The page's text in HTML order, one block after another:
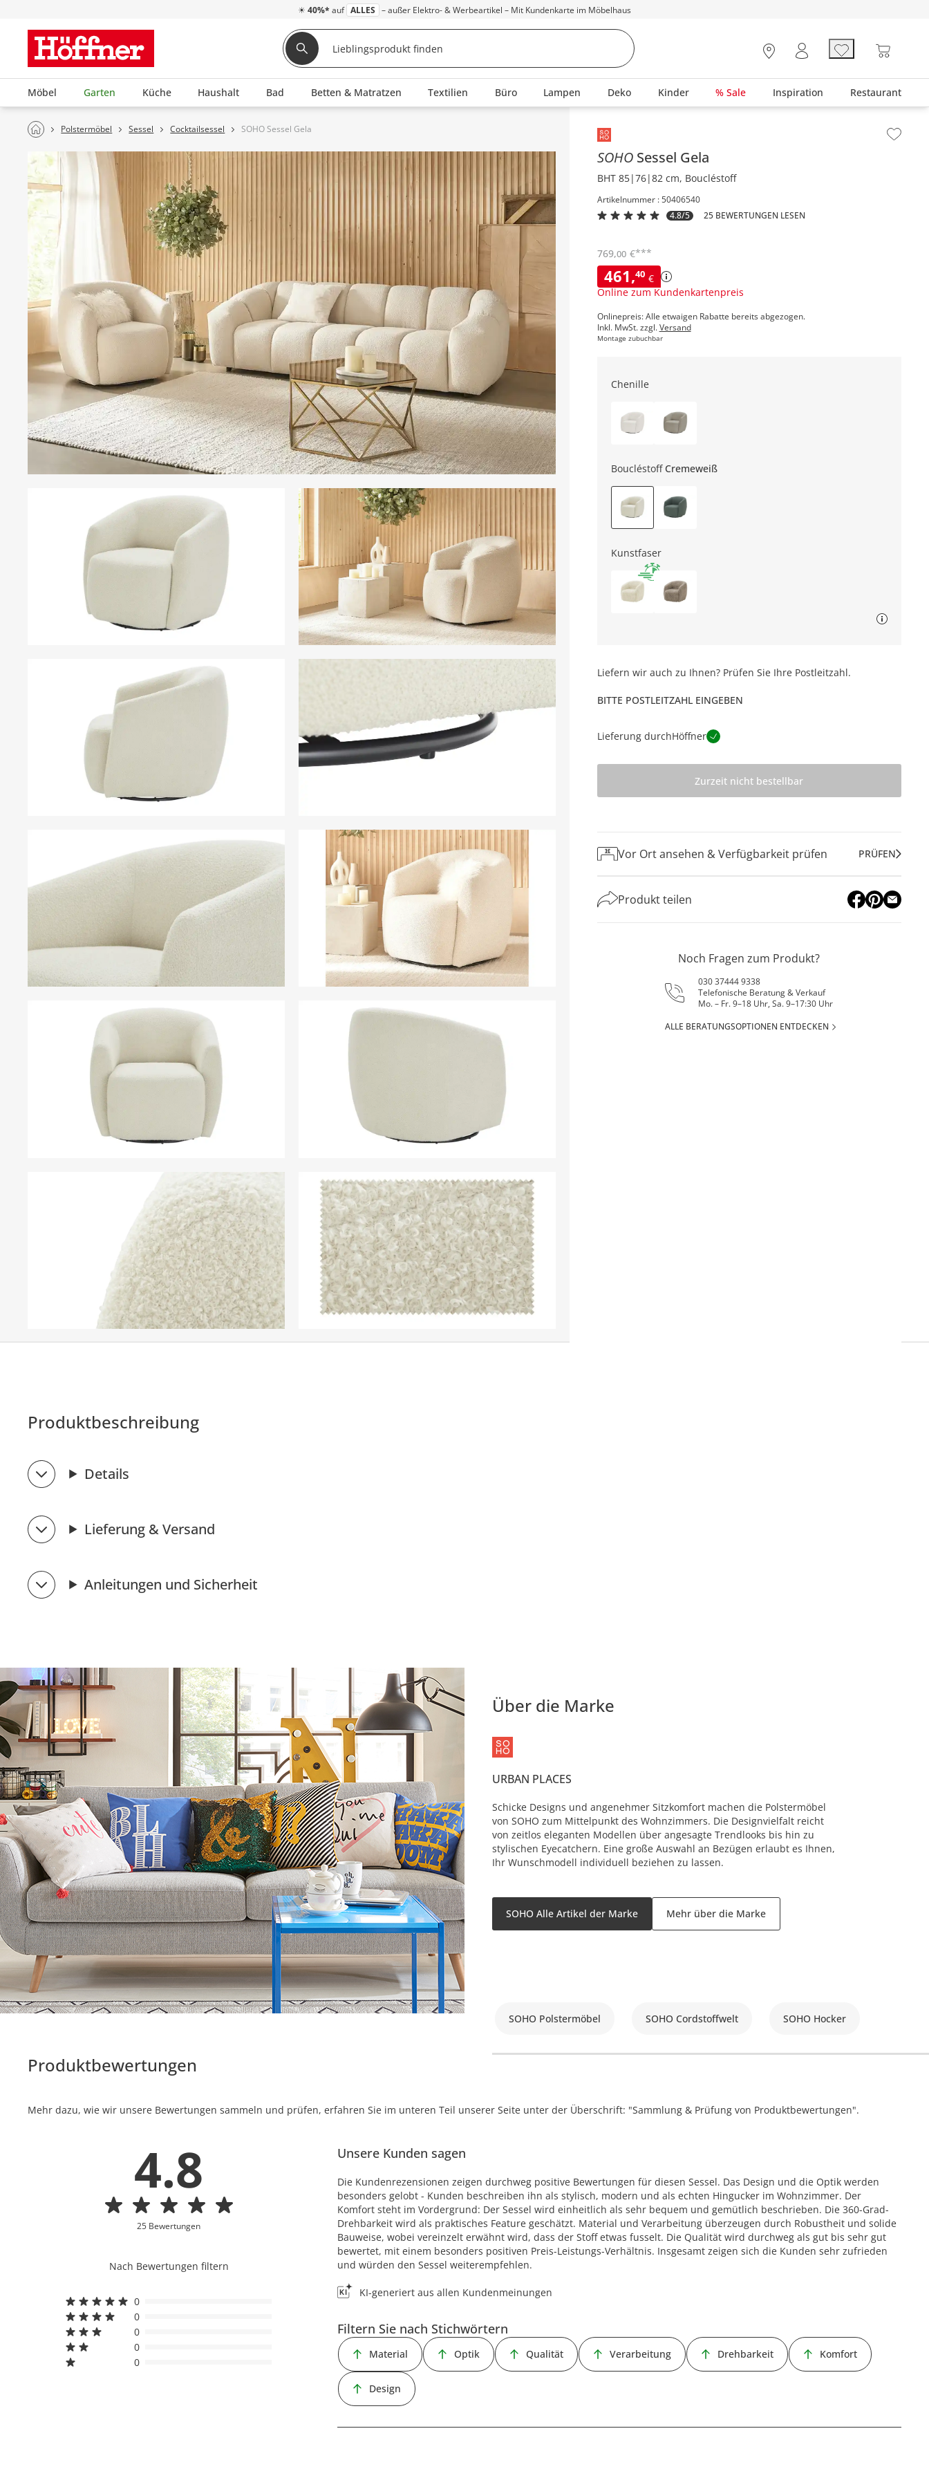
☀ 40%* auf ALLES – außer Elektro- & Werbeartikel – Mit Kundenkarte im Möbelhaus
Möbel Garten Küche Haushalt Bad Betten & Matratzen Textilien Büro Lampen Deko Kinder % Sale Inspiration Restaurant
Polstermöbel Sessel Cocktailsessel SOHO Sessel Gela Inhalt der Seitenleiste überspringen - Zum Seitenende
SOHO Sessel Gela
BHT 85|76|82 cm, Boucléstoff
Artikelnummer : 50406540
4.8/5
25 BEWERTUNGEN LESEN
461,40 €
Online zum Kundenkartenpreis
769,00 €***
Onlinepreis: Alle etwaigen Rabatte bereits abgezogen.
Inkl. MwSt. zzgl.Versand
Montage zubuchbar
Chenille
Boucléstoff Cremeweiß
Kunstfaser
Liefern wir auch zu Ihnen? Prüfen Sie Ihre Postleitzahl.
BITTE POSTLEITZAHL EINGEBEN
Lieferung durchHöffner
Zurzeit nicht bestellbar
Vor Ort ansehen & Verfügbarkeit prüfen PRÜFEN
Produkt teilen
Noch Fragen zum Produkt?
030 37444 9338
Telefonische Beratung & Verkauf
Mo. – Fr. 9–18 Uhr, Sa. 9–17:30 Uhr
ALLE BERATUNGSOPTIONEN ENTDECKEN
Produktbeschreibung
Details
Lieferung & Versand
Anleitungen und Sicherheit
Über die Marke
URBAN PLACES
Schicke Designs und angenehmer Sitzkomfort machen die Polstermöbel
von SOHO zum Mittelpunkt des Wohnzimmers. Die Designvielfalt reicht
von zeitlos eleganten Modellen über angesagte Trendlooks bis hin zu
stylischen Eyecatchern. Eine große Auswahl an Bezügen erlaubt es Ihnen,
Ihr Wunschmodell individuell beziehen zu lassen.
SOHO Alle Artikel der Marke Mehr über die Marke
SOHO Polstermöbel SOHO Cordstoffwelt SOHO Hocker
Produktbewertungen
Mehr dazu, wie wir unsere Bewertungen sammeln und prüfen, erfahren Sie im unteren Teil unserer Seite unter der Überschrift: "Sammlung & Prüfung von Produktbewertungen".
4.8
25 Bewertungen
Nach Bewertungen filtern
0
0
0
0
0
Unsere Kunden sagen
Die Kundenrezensionen zeigen durchweg positive Bewertungen für diesen Sessel. Das Design und die Optik werden
besonders gelobt - Kunden beschreiben ihn als stylisch, modern und als echten Hingucker im Wohnzimmer. Der
Komfort steht im Vordergrund: Der Sessel wird einheitlich als sehr bequem und gemütlich beschrieben. Die 360-Grad-
Drehbarkeit wird als praktisches Feature geschätzt. Material und Verarbeitung überzeugen durch Robustheit und solide
Bauweise, wobei vereinzelt erwähnt wird, dass der Stoff etwas fusselt. Die Qualität wird durchweg als gut bis sehr gut
bewertet, mit einem besonders positiven Preis-Leistungs-Verhältnis. Insgesamt zeigen sich die Kunden sehr zufrieden
und würden den Sessel weiterempfehlen.
KI-generiert aus allen Kundenmeinungen
Filtern Sie nach Stichwörtern
Material Optik Qualität Verarbeitung Drehbarkeit Komfort
Design